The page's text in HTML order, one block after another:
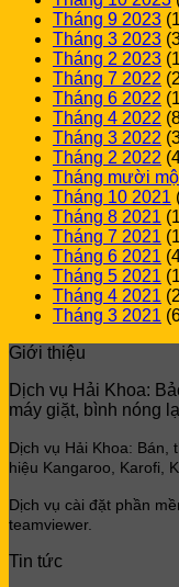
Tháng 9 2023
Tháng 3 2023
Tháng 2 2023
Tháng 7 2022
Tháng 6 2022
Tháng 4 2022
Tháng 3 2022
Tháng 2 2022
Tháng mười
Tháng 10 2021
Tháng 8 2021
Tháng 7 2021
Tháng 6 2021
Tháng 5 2021
Tháng 4 2021
Tháng 3 2021
Giới thiệu
Dịch vụ Hải Khoa:
máy giặt, bình nóng
Dịch vụ Hải Khoa: Bán,
hiệu Kangaroo, Karofi,
Dịch vụ cài đặt phần
teamviewer.
Tin tức